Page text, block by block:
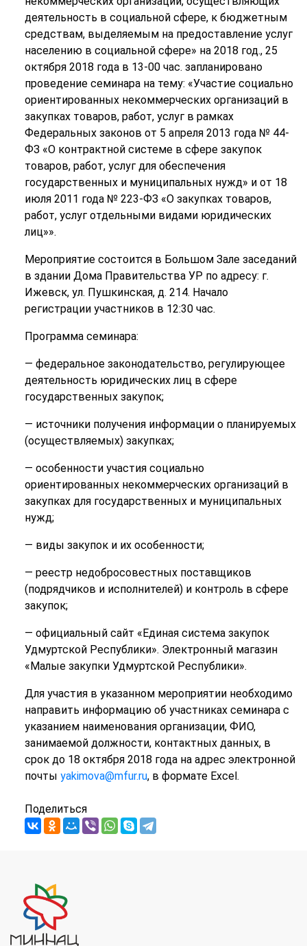
деятельность в социальной сфере, к бюджетным
средствам, выделяемым на предоставление услуг
населению в социальной сфере» на 2018 год., 25
октября 2018 года в 13-00 час. запланировано
проведение семинара на тему: «Участие социально
ориентированных некоммерческих организаций в
закупках товаров, работ, услуг в рамках
Федеральных законов от 5 апреля 2013 года № 44-
ФЗ «О контрактной системе в сфере закупок
товаров, работ, услуг для обеспечения
государственных и муниципальных нужд» и от 18
июля 2011 года № 223-ФЗ «О закупках товаров,
работ, услуг отдельными видами юридических
лиц»».
Мероприятие состоится в Большом Зале заседаний
в здании Дома Правительства УР по адресу: г.
Ижевск, ул. Пушкинская, д. 214. Начало
регистрации участников в 12:30 час.
Программа семинара:
— федеральное законодательство, регулирующее
деятельность юридических лиц в сфере
государственных закупок;
— источники получения информации о планируемых
(осуществляемых) закупках;
— особенности участия социально
ориентированных некоммерческих организаций в
закупках для государственных и муниципальных
нужд;
— виды закупок и их особенности;
— реестр недобросовестных поставщиков
(подрядчиков и исполнителей) и контроль в сфере
закупок;
— официальный сайт «Единая система закупок
Удмуртской Республики». Электронный магазин
«Малые закупки Удмуртской Республики».
Для участия в указанном мероприятии необходимо
направить информацию об участниках семинара с
указанием наименования организации, ФИО,
занимаемой должности, контактных данных, в
срок до 18 октября 2018 года на адрес электронной
почты yakimova@mfur.ru, в формате Ехсel.
Поделиться